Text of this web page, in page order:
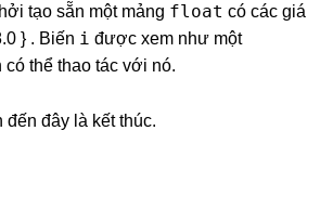
tạo sẵn một mảng float có các giá
} . Biến i được xem như một
có thể thao tác với nó.
đến đây là kết thúc.